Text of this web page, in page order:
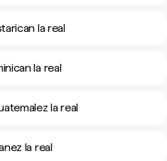
la real
la real
la real
la real